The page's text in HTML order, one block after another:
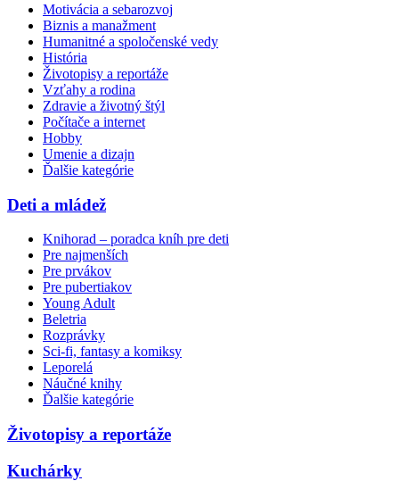
Motivácia a sebarozvoj
Biznis a manažment
Humanitné a spoločenské vedy
História
Životopisy a reportáže
Vzťahy a rodina
Zdravie a životný štýl
Počítače a internet
Hobby
Umenie a dizajn
Ďalšie kategórie
Deti a mládež
Knihorad – poradca kníh pre deti
Pre najmenších
Pre prvákov
Pre pubertiakov
Young Adult
Beletria
Rozprávky
Sci-fi, fantasy a komiksy
Leporelá
Náučné knihy
Ďalšie kategórie
Životopisy a reportáže
Kuchárky